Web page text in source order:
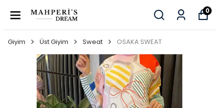
0
Giyim Üst Giyim Sweat OSAKA SWEAT